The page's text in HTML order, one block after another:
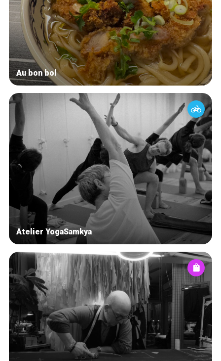
Accueil
Bonnes adresses
Quartiers
Blog
Tops 10
Artisans
A propos
Au bon bol
Atelier YogaSamkya